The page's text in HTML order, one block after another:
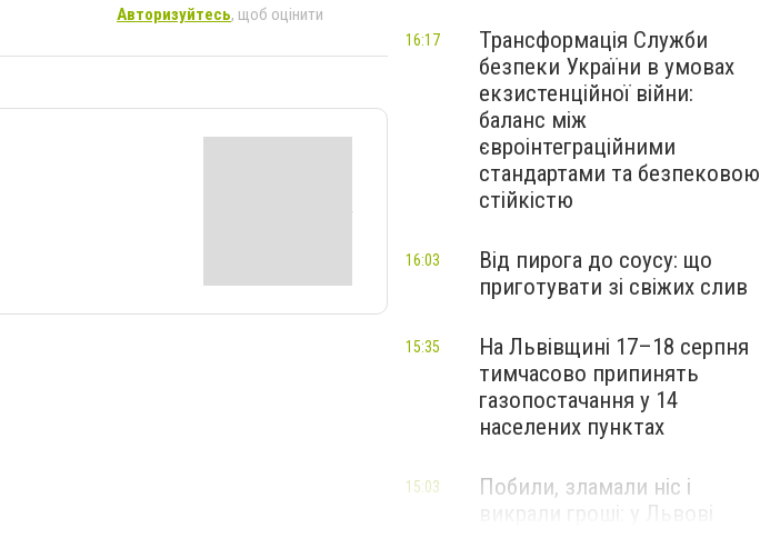
Авторизуйтесь, щоб оцінити
Трансформація Служби
безпеки України в умовах
екзистенційної війни:
баланс між
євроінтеграційними
стандартами та безпековою
стійкістю
16:17
Від пирога до соусу: що
приготувати зі свіжих слив
16:03
На Львівщині 17–18 серпня
тимчасово припинять
газопостачання у 14
населених пунктах
15:35
Побили, зламали ніс і
викрали гроші: у Львові
15:03